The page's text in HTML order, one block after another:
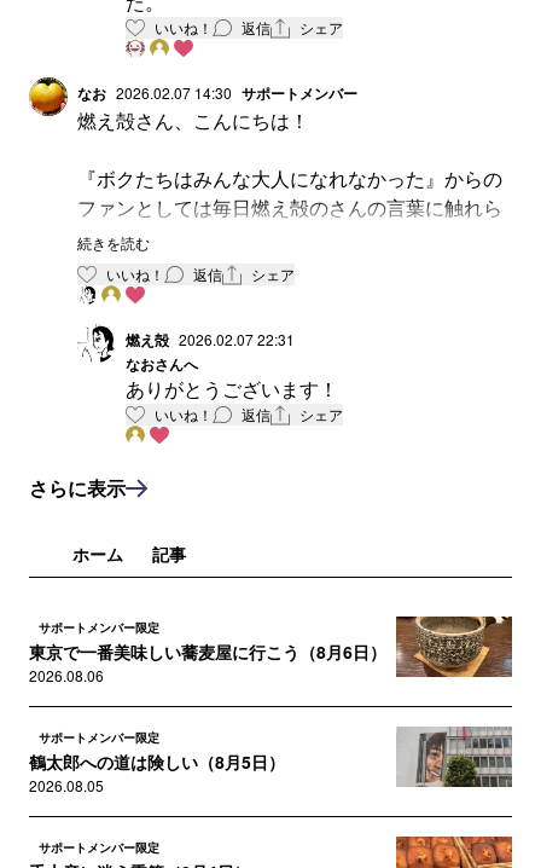
何かを書きたい気持ちにかられます。燃え殻さん
が生きて文章を書いている時代に生まれて良かっ
たです。
Letterは燃え殻さんが生きている時代にしか受け取
れないものなので、有り難いものなので、ぜひこ
れからも読ませていただきたいです。
いいね！ 返信 シェア
なお 2026.02.07 14:30 サポートメンバー
燃え殻さん、こんにちは！
『ボクたちはみんな大人になれなかった』からの
ファンとしては毎日燃え殻のさんの言葉に触れら
れるのはとてもとても嬉しい。
温度のある燃え殻さんの言葉に、ゆらゆら揺られ
ていたり、ちょっぴり切なくなったり、くすっと
笑ったり、あたしの日々の中にいつも燃え殻さん
はいます！
ありがとうございます！
これからも、配信楽しみにしています。
続きを読む
いいね！
返信 シェア
燃え殻 2026.02.07 22:31
なおさんへ
ありがとうございます！
いいね！ 返信 シェア
さらに表示
ホーム 記事
サポートメンバー限定
東京で一番美味しい蕎麦屋に行こう（8月6日）
2026.08.06
サポートメンバー限定
鶴太郎への道は険しい（8月5日）
2026.08.05
サポートメンバー限定